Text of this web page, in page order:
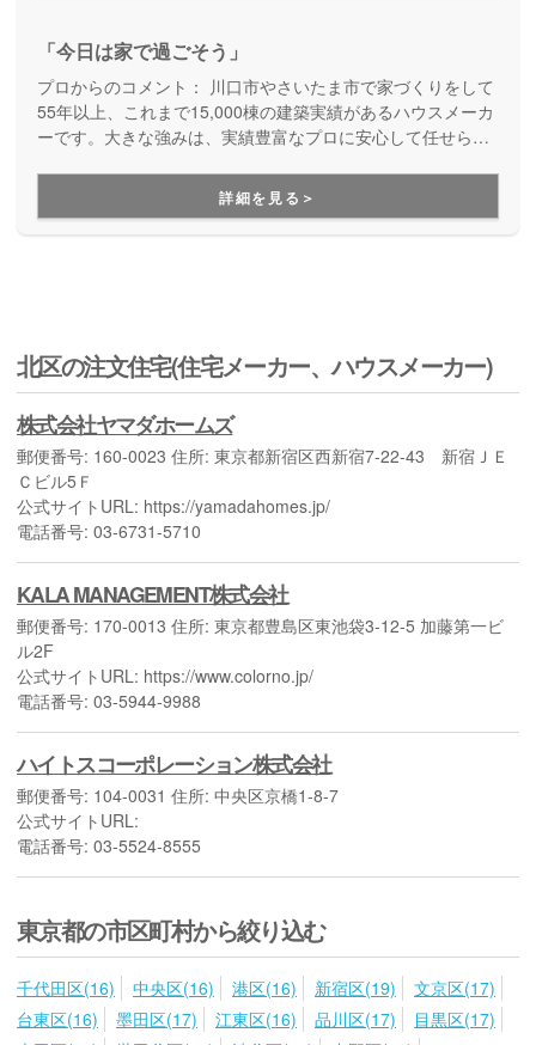
「今日は家で過ごそう」
プロからのコメント： 川⼝市やさいたま市で家づくりをして
55年以上、これまで15,000棟の建築実績があるハウスメーカ
ーです。大きな強みは、実績豊富なプロに安心して任せられ
トが徹底していること。スタッフの雰囲気がアットホームで
話しやすいことも、高評価のポイントです。
詳細を見る＞
北区の注文住宅(住宅メーカー、ハウスメーカー)
株式会社ヤマダホームズ
郵便番号: 160-0023 住所: 東京都新宿区西新宿7-22-43 新宿ＪＥ
Ｃビル5Ｆ
公式サイトURL: https://yamadahomes.jp/
電話番号: 03-6731-5710
KALA MANAGEMENT株式会社
郵便番号: 170-0013 住所: 東京都豊島区東池袋3-12-5 加藤第一ビ
ル2F
公式サイトURL: https://www.colorno.jp/
電話番号: 03-5944-9988
ハイトスコーポレーション株式会社
郵便番号: 104-0031 住所: 中央区京橋1-8-7
公式サイトURL:
電話番号: 03-5524-8555
東京都の市区町村から絞り込む
千代田区(16) 中央区(16) 港区(16) 新宿区(19)
文京区(17)
台東区(16)
墨田区(17) 江東区(16) 品川区(17)
目黒区(17)